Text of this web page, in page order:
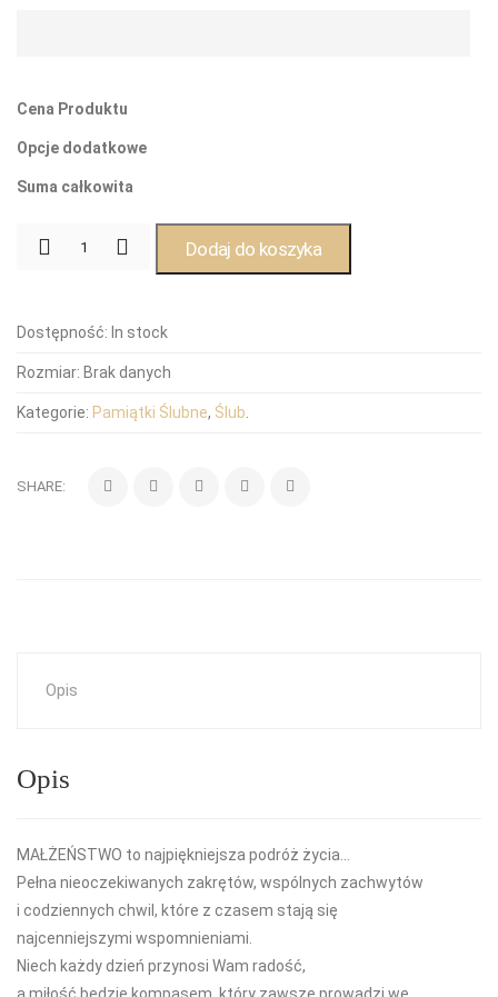
Cena Produktu
Opcje dodatkowe
Suma całkowita
Dodaj do koszyka
Dostępność: In stock
Rozmiar: Brak danych
Kategorie: Pamiątki Ślubne, Ślub
SHARE:
Opis
Opis
MAŁŻEŃSTWO to najpiękniejsza podróż życia…
Pełna nieoczekiwanych zakrętów, wspólnych zachwytów
i codziennych chwil, które z czasem stają się
najcenniejszymi wspomnieniami.
Niech każdy dzień przynosi Wam radość,